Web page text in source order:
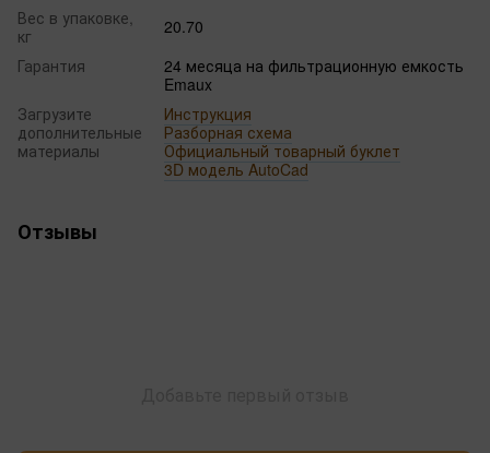
Вес в упаковке,
кг
20.70
Гарантия
24 месяца на фильтрационную емкость
Emaux
Загрузите
дополнительные
материалы
Инструкция
Разборная схема
Официальный товарный буклет
3D модель AutoCad
Отзывы